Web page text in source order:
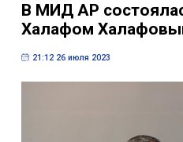
В МИД АР
Халафом
21:12 26 июля 2023